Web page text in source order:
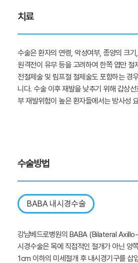
치료
수술은 환자의 연령, 악성여부, 종양의 크
원격전이 유무 등을 고려하여 한쪽 엽만 절
전절제술 및 림프절 절제술도 포함하는 경
니다. 수술 이후 재발을 낮추기 위해 갑상
부 재발위험이 높은 환자들에서는 방사성
수술방법
BABA 내시경수술
강남베드로병원의 BABA (Bilateral
시경수술은 목에 직접적인 절개가 아닌 양
1cm 이하의 미세절개 후 내시경기구를 삽